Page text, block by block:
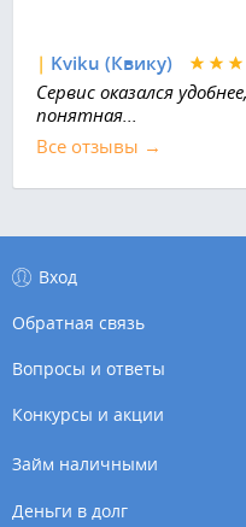
| Kviku (Квику)
Сервис оказался
понятная...
Все отзывы →
Вход
Обратная связь
Вопросы и ответы
Конкурсы и акции
Займ наличными
Деньги в долг